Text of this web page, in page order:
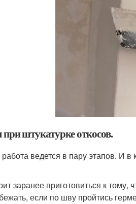
штукатурке откосов.
ведется в пару этапов. И
заранее приготовиться к тому,
если по шву пройтись